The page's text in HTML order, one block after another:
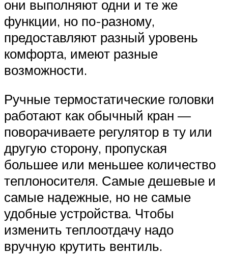
они выполняют одни и те же
функции, но по-разному,
предоставляют разный уровень
комфорта, имеют разные
возможности.
Ручные термостатические головки
работают как обычный кран —
поворачиваете регулятор в ту или
другую сторону, пропуская
большее или меньшее количество
теплоносителя. Самые дешевые и
самые надежные, но не самые
удобные устройства. Чтобы
изменить теплоотдачу надо
вручную крутить вентиль.